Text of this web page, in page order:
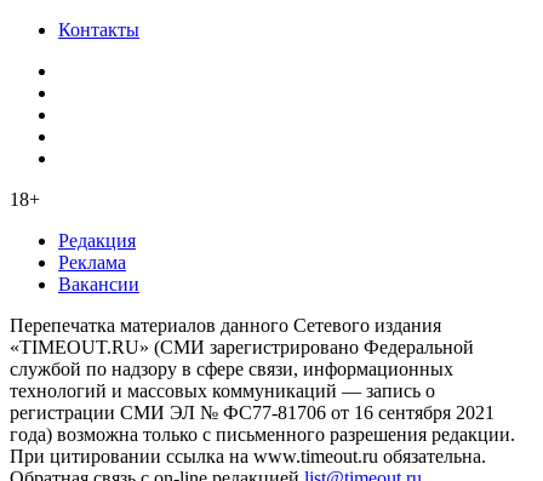
Контакты
18+
Редакция
Реклама
Вакансии
Перепечатка материалов данного Сетевого издания
«TIMEOUT.RU» (СМИ зарегистрировано Федеральной
службой по надзору в сфере связи, информационных
технологий и массовых коммуникаций — запись о
регистрации СМИ ЭЛ № ФС77-81706 от 16 сентября 2021
года) возможна только с письменного разрешения редакции.
При цитировании ссылка на www.timeout.ru обязательна.